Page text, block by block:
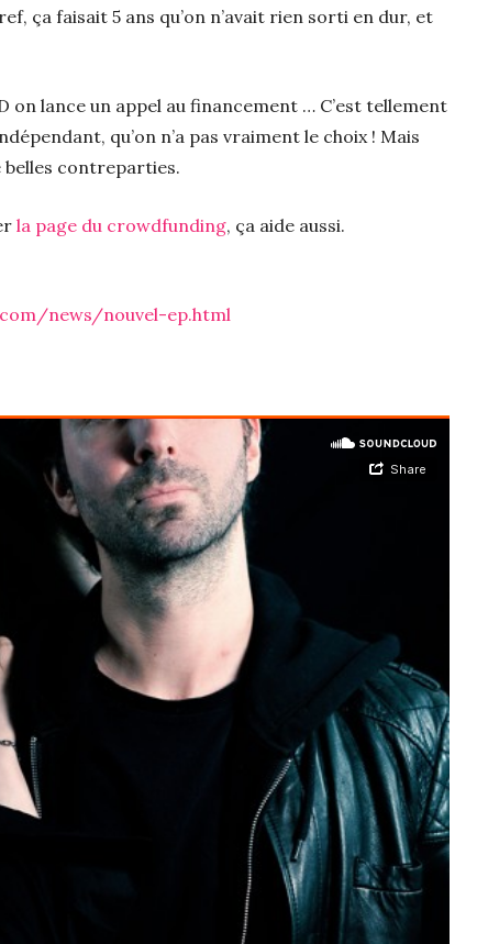
ça faisait 5 ans qu’on n’avait rien sorti en dur, et
on lance un appel au financement … C’est tellement
qu’on n’a pas vraiment le choix ! Mais
belles contreparties.
la page du crowdfunding, ça aide aussi.
news/nouvel-ep.html